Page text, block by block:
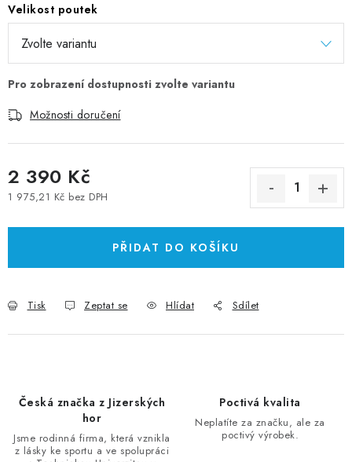
Velikost poutek
Možnosti doručení
2 390 Kč
1 975,21 Kč bez DPH
PŘIDAT DO KOŠÍKU
Tisk Zeptat se Hlídat Sdílet
Česká značka z Jizerských
hor
Jsme rodinná firma, která vznikla
z lásky ke sportu a ve spolupráci
Poctivá kvalita
Neplatíte za značku, ale za
poctivý výrobek.